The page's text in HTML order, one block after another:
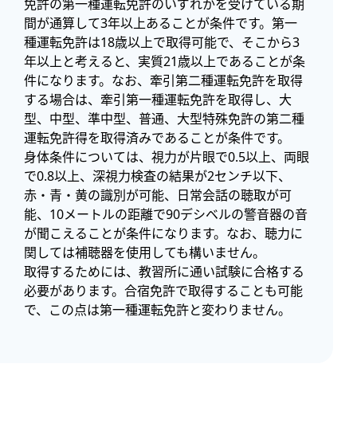
免許の第一種運転免許のいずれかを受けている期
間が通算して3年以上あることが条件です。第一
種運転免許は18歳以上で取得可能で、そこから3
年以上と考えると、実質21歳以上であることが条
件になります。なお、牽引第二種運転免許を取得
する場合は、牽引第一種運転免許を取得し、大
型、中型、準中型、普通、大型特殊免許の第二種
運転免許得を取得済みであることが条件です。
身体条件については、視力が片眼で0.5以上、両眼
で0.8以上、深視力検査の結果が2センチ以下、
赤・青・黄の識別が可能、日常会話の聴取が可
能、10メートルの距離で90デシベルの警音器の音
が聞こえることが条件になります。なお、聴力に
関しては補聴器を使用しても構いません。
取得するためには、教習所に通い試験に合格する
必要があります。合宿免許で取得することも可能
で、この点は第一種運転免許と変わりません。